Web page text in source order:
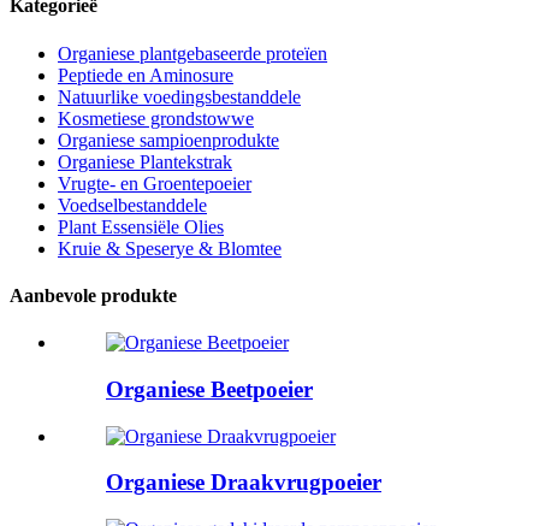
Kategorieë
Organiese plantgebaseerde proteïen
Peptiede en Aminosure
Natuurlike voedingsbestanddele
Kosmetiese grondstowwe
Organiese sampioenprodukte
Organiese Plantekstrak
Vrugte- en Groentepoeier
Voedselbestanddele
Plant Essensiële Olies
Kruie & Speserye & Blomtee
Aanbevole produkte
Organiese Beetpoeier
Organiese Draakvrugpoeier